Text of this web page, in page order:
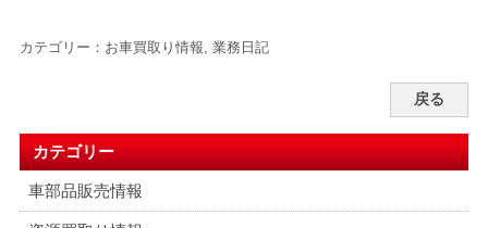
カテゴリー： お車買取り情報, 業務日記
戻る
カテゴリー
車部品販売情報